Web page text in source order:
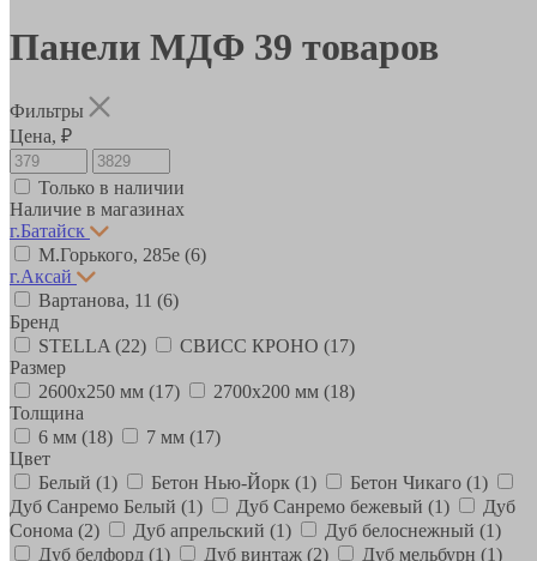
Панели МДФ 39 товаров
Фильтры
Цена, ₽
Только в наличии
Наличие в магазинах
г.Батайск
М.Горького, 285е (6)
г.Аксай
Вартанова, 11 (6)
Бренд
STELLA (22) СВИСС КРОНО (17)
Размер
2600х250 мм (17) 2700х200 мм (18)
Толщина
6 мм (18) 7 мм (17)
Цвет
Белый (1) Бетон Нью-Йорк (1) Бетон Чикаго (1)
Дуб Санремо Белый (1) Дуб Санремо бежевый (1)
Дуб
Сонома (2) Дуб апрельский (1) Дуб белоснежный (1)
Дуб белфорд (1) Дуб винтаж (2) Дуб мельбурн (1)